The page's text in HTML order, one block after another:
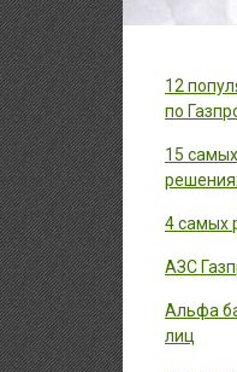
12
по
15
4 самых
АЗС
Альфа
лиц